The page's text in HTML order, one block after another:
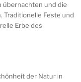
übernachten und die
Traditionelle Feste und
Erbe des
der Natur in